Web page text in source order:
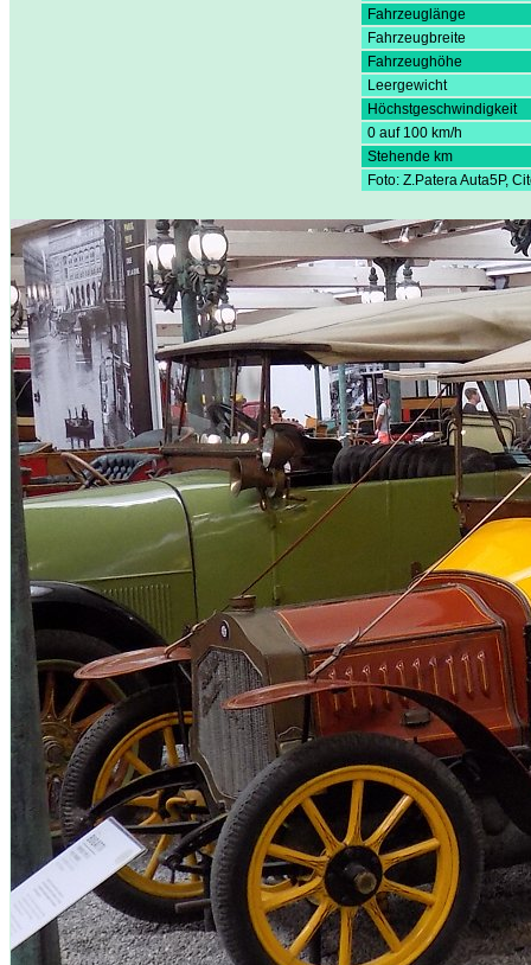
Fahrzeuglänge
Fahrzeugbreite
Fahrzeughöhe
Leergewicht
Höchstgeschwindigkeit
0 auf 100 km/h
Stehende km
Foto: Z.Patera Auta5P,